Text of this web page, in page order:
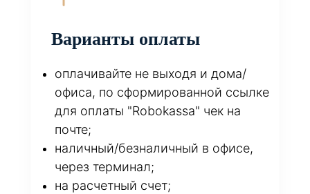
Варианты оплаты
оплачивайте не выходя и дома/
офиса, по сформированной ссылке
для оплаты "Robokassa" чек на
почте;
наличный/безналичный в офисе,
через терминал;
на расчетный счет;